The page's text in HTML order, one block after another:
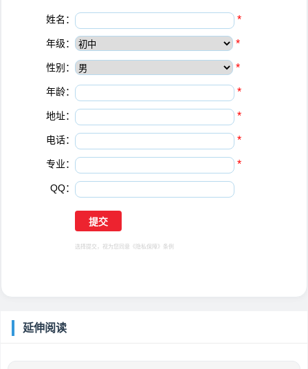
姓名： *
年级： *
性别： *
年龄： *
地址： *
电话： *
专业： *
QQ：
选择提交，视为您同意 《隐私保障》 条例
延伸阅读